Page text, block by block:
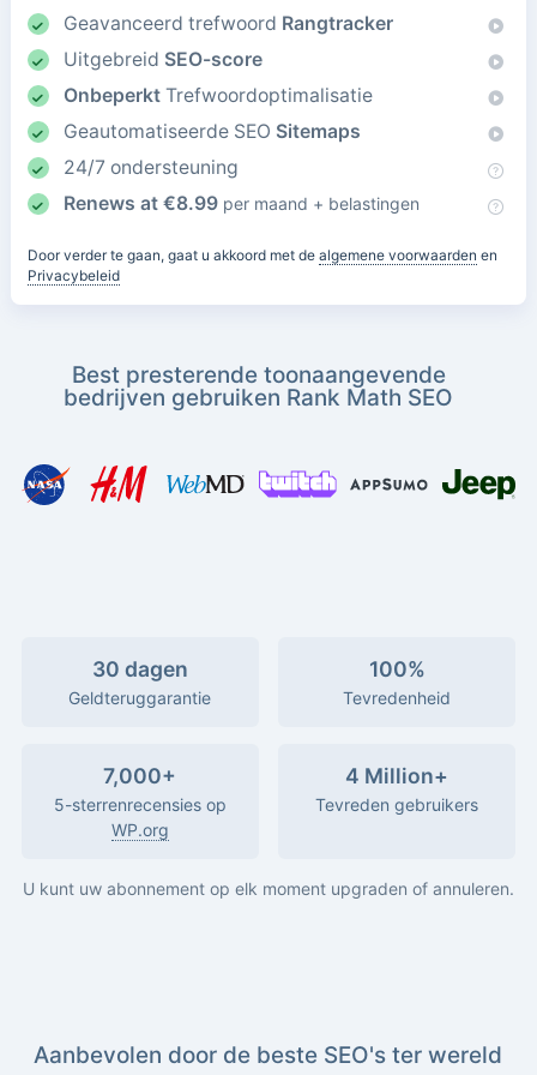
Geavanceerd trefwoord Rangtracker
Uitgebreid SEO-score
OnbeperktTrefwoordoptimalisatie
Geautomatiseerde SEO Sitemaps
24/7 ondersteuning
Renews at €8.99 per maand + belastingen
Door verder te gaan, gaat u akkoord met de algemene voorwaarden en
Privacybeleid
Best presterende toonaangevende
bedrijven gebruiken Rank Math SEO
30 dagen
Geldteruggarantie
100%
Tevredenheid
7,000+
5-sterrenrecensies op
WP.org
4 Million+
Tevreden gebruikers
U kunt uw abonnement op elk moment upgraden of annuleren.
Aanbevolen door de beste SEO's ter wereld